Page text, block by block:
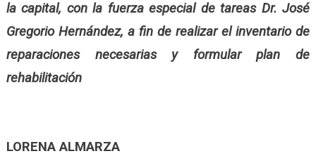
la capital, con la fuerza especial de tareas Dr. José
Gregorio Hernández, a fin de realizar el inventario de
reparaciones necesarias y formular plan de
rehabilitación
LORENA ALMARZA